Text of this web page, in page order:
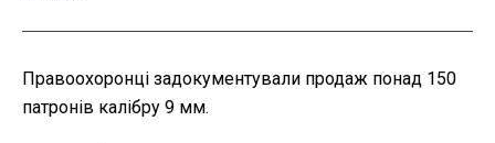
Правоохоронці задокументували продаж понад 150
патронів калібру 9 мм.